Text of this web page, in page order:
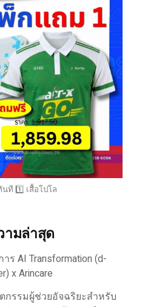
ที 1️⃣ เสื้อโปโล
มล่าสุด
AI Transformation (d-
x Arincare
กรรมผู้ช่วยอัจฉริยะสำหรับ